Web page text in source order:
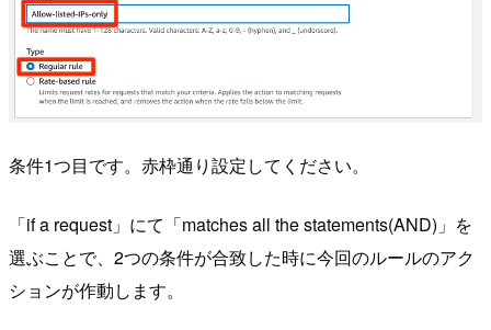
条件1つ目です。赤枠通り設定してください。
「if a request」にて「matches all the statements(AND)」を
選ぶことで、2つの条件が合致した時に今回のルールのアク
ションが作動します。